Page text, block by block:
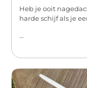
Heb je ooit
harde schijf als je
...